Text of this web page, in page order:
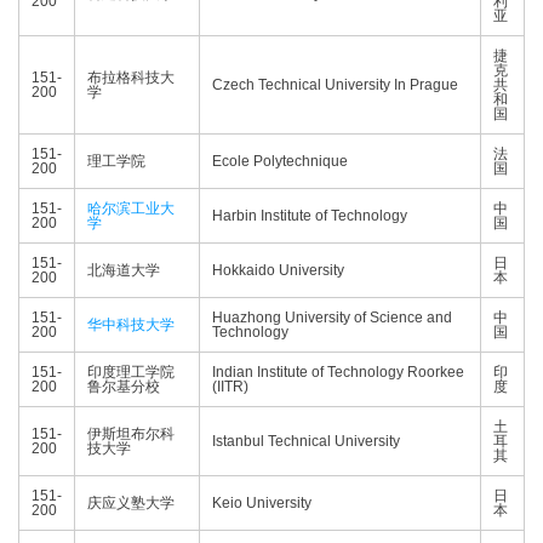
亚
151-
200
布拉格科技大
学
Czech Technical University In Prague
捷
克
共
和
国
151-
200
理工学院 Ecole Polytechnique
法
国
151-
200
哈尔滨工业大
学
Harbin Institute of Technology
中
国
151-
200
北海道大学 Hokkaido University
日
本
151-
200
华中科技大学
Huazhong University of Science and
Technology
中
国
151-
200
印度理工学院
鲁尔基分校
Indian Institute of Technology Roorkee
(IITR)
印
度
151-
200
伊斯坦布尔科
技大学
Istanbul Technical University
土
耳
其
151-
200
庆应义塾大学 Keio University
日
本